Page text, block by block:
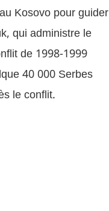
Kosovo pour guider
qui administre le
de 1998-1999
40 000 Serbes
le conflit.